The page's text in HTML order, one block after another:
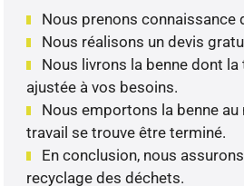
Nous prenons connaissance
Nous réalisons un devis
Nous livrons la benne dont
ajustée à vos besoins.
Nous emportons la benne
travail se trouve être terminé.
En conclusion, nous
recyclage des déchets.